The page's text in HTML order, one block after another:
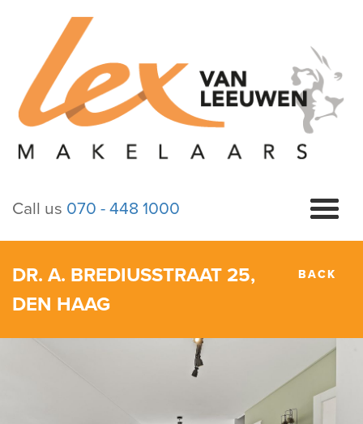
Call us 070 - 448 1000
DR. A. BREDIUSSTRAAT 25,
DEN HAAG
BACK